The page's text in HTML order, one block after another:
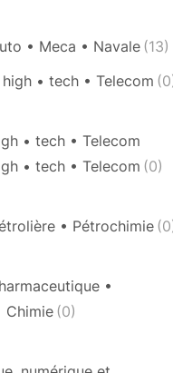
• Meca • Navale (13)
• tech • Telecom
• tech • Telecom
• tech • Telecom (0)
• Pétrochimie
•
Chimie(0)